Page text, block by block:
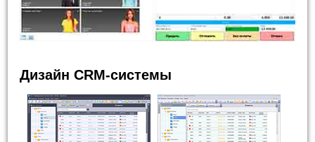
Дизайн CRM-системы